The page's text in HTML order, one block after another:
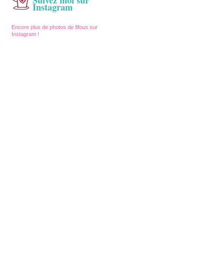
Instagram
Encore plus de photos de fifous sur
Instagram !